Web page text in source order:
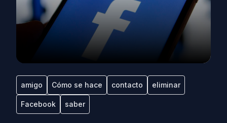
amigo Cómo se hace contacto eliminar
Facebook saber